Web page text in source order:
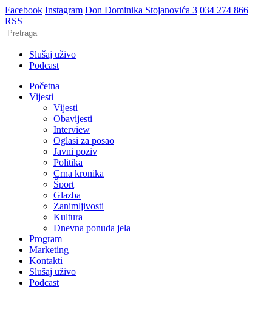
Facebook Instagram Don Dominika Stojanovića 3 034 274 866
RSS
Slušaj uživo
Podcast
Početna
Vijesti
Vijesti
Obavijesti
Interview
Oglasi za posao
Javni poziv
Politika
Crna kronika
Šport
Glazba
Zanimljivosti
Kultura
Dnevna ponuda jela
Program
Marketing
Kontakti
Slušaj uživo
Podcast